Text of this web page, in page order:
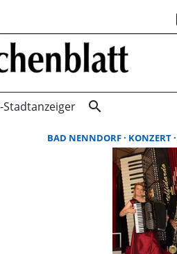
search
BAD NENNDORF KONZERT